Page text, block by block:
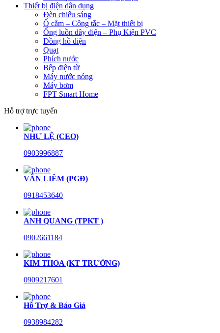
Thiết bị điện dân dụng
Đèn chiếu sáng
Ổ cắm – Công tắc – Mặt thiết bị
Ống luồn dây điện – Phụ Kiện PVC
Đồng hồ điện
Quạt
Phích nước
Bếp điện từ
Máy nước nóng
Máy bơm
FPT Smart Home
Hỗ trợ trực tuyến
NHƯ LỆ (CEO)
0903996887
VĂN LIÊM (PGĐ)
0918453640
ANH QUANG (TPKT )
0902661184
KIM THOA (KT TRƯỞNG)
0909217601
Hỗ Trợ & Báo Giá
0938984282